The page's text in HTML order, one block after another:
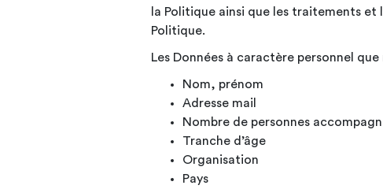
la Politique ainsi que les traitements
Politique.
Les Données à caractère personnel
Nom, prénom
Adresse mail
Nombre de personnes
Tranche d’âge
Organisation
Pays